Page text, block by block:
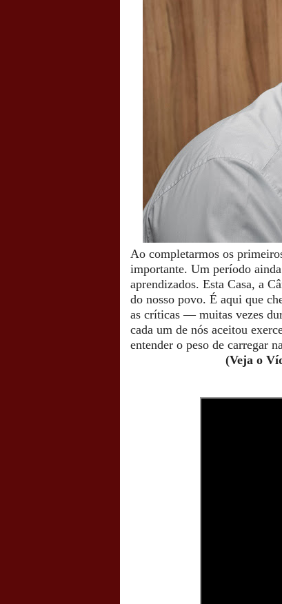
Ao completarmos os
importante. Um período
aprendizados. Esta Casa, a
do nosso povo. É aqui que
as críticas — muitas vezes
cada um de nós aceitou
entender o peso de carregar
(Veja o